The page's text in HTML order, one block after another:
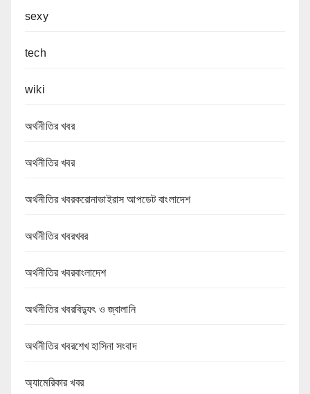
sexy
tech
wiki
অর্থনীতির খবর
অর্থনীতির খবর
অর্থনীতির খবরকরোনাভাইরাস আপডেট বাংলাদেশ
অর্থনীতির খবরখবর
অর্থনীতির খবরবাংলাদেশ
অর্থনীতির খবরবিদ্যুৎ ও জ্বালানি
অর্থনীতির খবরশেখ হাসিনা সংবাদ
অ্যামেরিকার খবর